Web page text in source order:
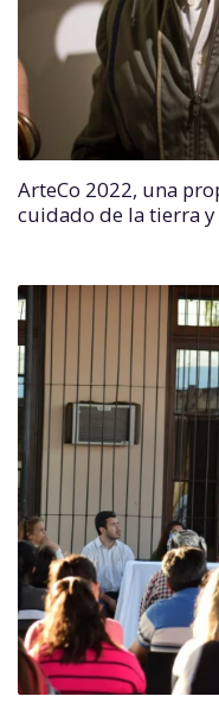
ArteCo 2022, una
cuidado de la tierra